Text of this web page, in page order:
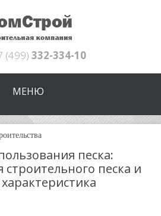
(499) 332-334-10
МЕНЮ
песка:
строительного песка и